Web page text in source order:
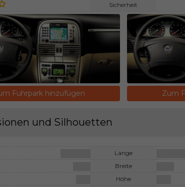
Sicherheit
Fuhrpark hinzufügen Zum
und Silhouetten
Länge
Breite
Höhe